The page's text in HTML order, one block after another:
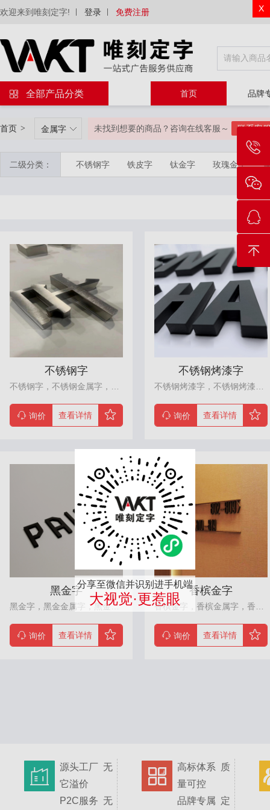
X
分享至微信并识别进手机端
大视觉·更惹眼
欢迎来到唯刻定字! 登录 免费注册
全部产品分类 首页 品牌
首页 > 金属字 未找到想要的商品？咨询在线客服～ 联系客
二级分类： 不锈钢字 铁皮字 钛金字 玫瑰金字
不锈钢字
询价 查看详情
不锈钢烤漆字
询价 查看详情
黑金字
黑金字，黑金金属字，黑金字制作，黑金字价格，黑金字是由黑金不锈钢板折边亚焊接而成，它是一种新型材料。其黑金板制造过程并不是在不锈钢的表面简单地涂上一层着色剂，而要通过十分复杂的工艺过程来实现。黑金金属字非常适合用在企业形象墙等高端导视标识中。
询价 查看详情
香槟金字
询价 查看详情
源头工厂 无
它溢价
P2C服务 无
高标体系 质
量可控
品牌专属 定